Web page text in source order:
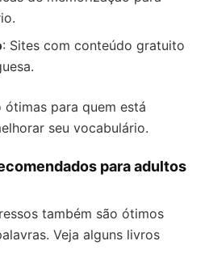
: Sites com conteúdo gratuito
ótimas para quem está
seu vocabulário.
para adultos
também são ótimos
Veja alguns livros